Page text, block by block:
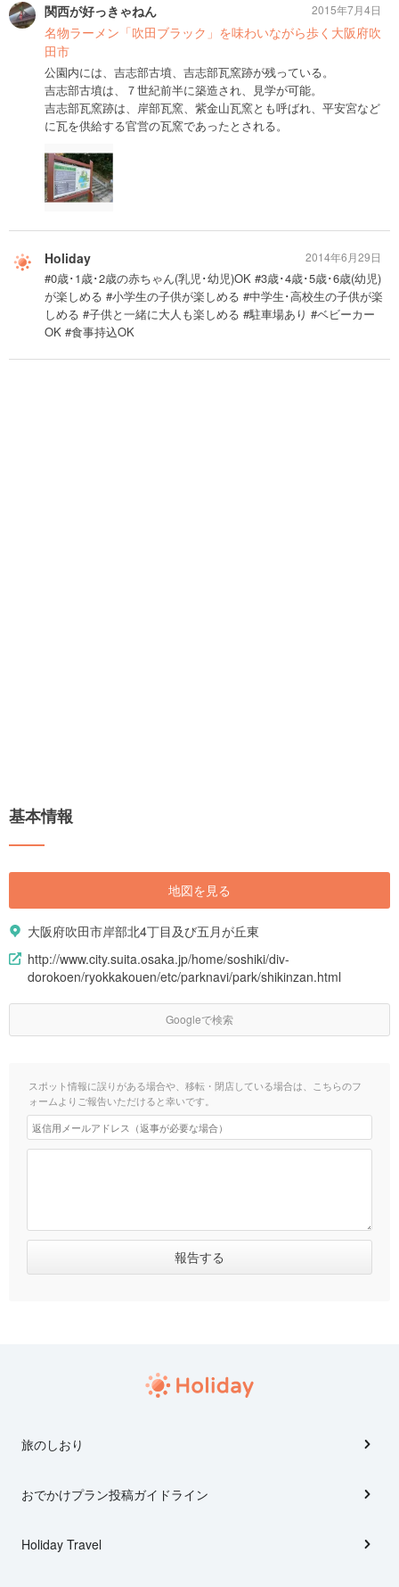
関西が好っきゃねん
名物ラーメン「吹田ブラック」を味わいながら歩く大阪府吹
田市
公園内には、吉志部古墳、吉志部瓦窯跡が残っている。
吉志部古墳は、７世紀前半に築造され、見学が可能。
吉志部瓦窯跡は、岸部瓦窯、紫金山瓦窯とも呼ばれ、平安宮など
に瓦を供給する官営の瓦窯であったとされる。
2015年7月4日
Holiday
#0歳･1歳･2歳の赤ちゃん(乳児･幼児)OK #3歳･4歳･5歳･6歳(幼児)
が楽しめる #小学生の子供が楽しめる #中学生･高校生の子供が楽
しめる #子供と一緒に大人も楽しめる #駐車場あり #ベビーカー
OK #食事持込OK
2014年6月29日
基本情報
地図を見る
大阪府吹田市岸部北4丁目及び五月が丘東
http://www.city.suita.osaka.jp/home/soshiki/div-
dorokoen/ryokkakouen/etc/parknavi/park/shikinzan.html
Googleで検索
スポット情報に誤りがある場合や、移転・閉店している場合は、こちらのフ
ォームよりご報告いただけると幸いです。
旅のしおり
おでかけプラン投稿ガイドライン
Holiday Travel